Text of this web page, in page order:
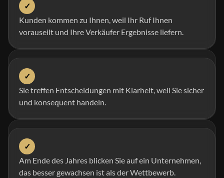
✓
Kunden kommen zu Ihnen, weil Ihr Ruf Ihnen
vorauseilt und Ihre Verkäufer Ergebnisse liefern.
✓
Sie treffen Entscheidungen mit Klarheit, weil Sie sicher
und konsequent handeln.
✓
Am Ende des Jahres blicken Sie auf ein Unternehmen,
das besser gewachsen ist als der Wettbewerb.